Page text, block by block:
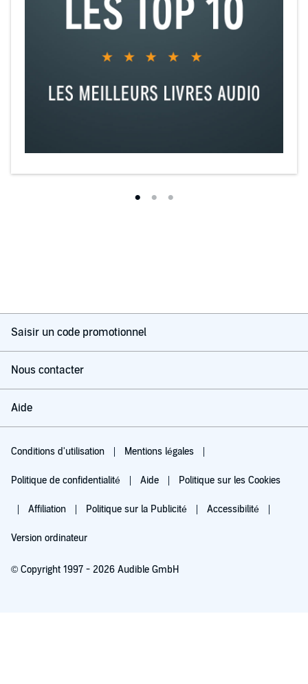
Saisir un code promotionnel
Nous contacter
Aide
Conditions d'utilisation Mentions légales
Politique de confidentialité Aide Politique sur les Cookies
Affiliation Politique sur la Publicité Accessibilité
Version ordinateur
© Copyright 1997 - 2026 Audible GmbH